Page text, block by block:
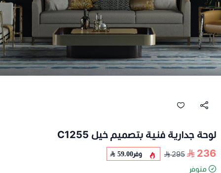
لوحة جدارية فنية بتصميم خيل C1255
236
295 وفر59.00
متوفر